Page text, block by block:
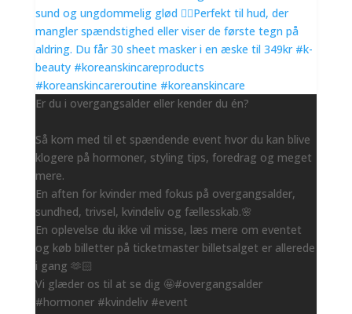
Er du i overgangsalder eller kender du én?
Så kom med til et spændende event hvor du kan blive
klogere på hormoner, styling tips, foredrag og meget
mere.
En aften for kvinder med fokus på overgangsalder,
sundhed, trivsel, kvindeliv og fællesskab.🌸
En oplevelse du ikke vil misse, læs mere om eventet
og køb billetter på ticketmaster billetsalget er allerede
i gang 🫶🏻
Vi glæder os til at se dig 🤩#overgangsalder
#hormoner #kvindeliv #event